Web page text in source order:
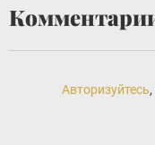
Авторизуйтесь